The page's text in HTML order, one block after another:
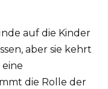
auf die Kinder
aber sie kehrt
die Rolle der